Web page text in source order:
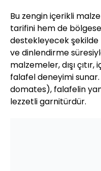
Bu zengin içerikli
tarifini hem de
destekleyecek şekilde
ve dinlendirme
malzemeler, dışı
falafel deneyimi
domates), falafelin
lezzetli garnitürdür.